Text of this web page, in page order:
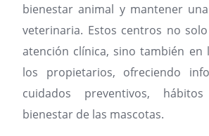
bienestar animal y mantener
veterinaria. Estos centros no
atención clínica, sino también en
los propietarios, ofreciendo
cuidados preventivos,
bienestar de las mascotas.